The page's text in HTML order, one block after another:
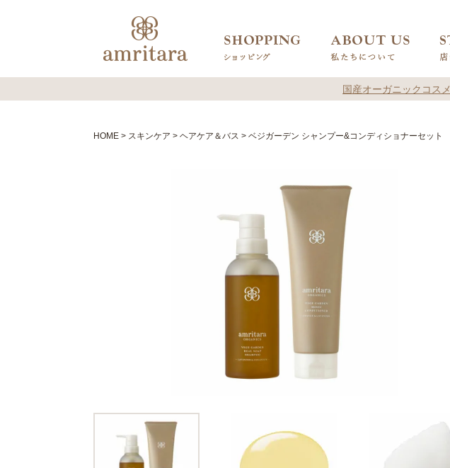
国産オーガニックコスメ
HOME スキンケア ヘアケア＆バス ベジガーデン シャンプー&コンディショナーセット